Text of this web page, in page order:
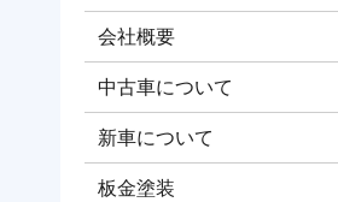
会社概要
中古車について
新車について
板金塗装